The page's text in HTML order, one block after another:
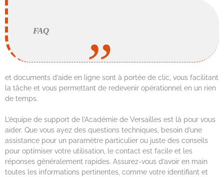
FAQ
et documents d’aide en ligne sont à portée de clic, vous facilitant
la tâche et vous permettant de redevenir opérationnel en un rien
de temps.
L’équipe de support de l’Académie de Versailles est là pour vous
aider. Que vous ayez des questions techniques, besoin d’une
assistance pour un paramètre particulier ou juste des conseils
pour optimiser votre utilisation, le contact est facile et les
réponses généralement rapides. Assurez-vous d’avoir en main
toutes les informations pertinentes, comme votre identifiant et